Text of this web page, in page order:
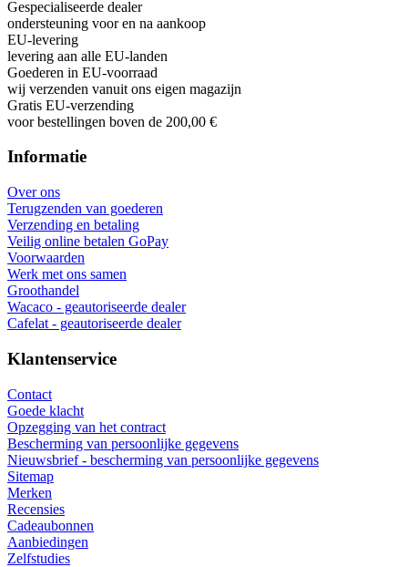
Gespecialiseerde dealer
ondersteuning voor en na aankoop
EU-levering
levering aan alle EU-landen
Goederen in EU-voorraad
wij verzenden vanuit ons eigen magazijn
Gratis EU-verzending
voor bestellingen boven de 200,00 €
Informatie
Over ons
Terugzenden van goederen
Verzending en betaling
Veilig online betalen GoPay
Voorwaarden
Werk met ons samen
Groothandel
Wacaco - geautoriseerde dealer
Cafelat - geautoriseerde dealer
Klantenservice
Contact
Goede klacht
Opzegging van het contract
Bescherming van persoonlijke gegevens
Nieuwsbrief - bescherming van persoonlijke gegevens
Sitemap
Merken
Recensies
Cadeaubonnen
Aanbiedingen
Zelfstudies